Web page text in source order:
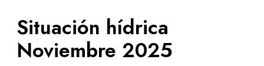
Situación hídrica
Noviembre 2025